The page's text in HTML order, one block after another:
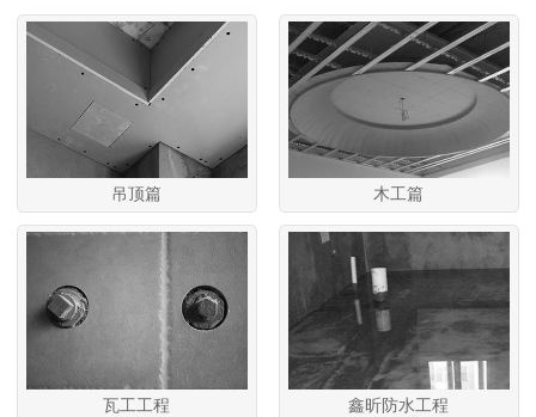
吊顶篇 木工篇
瓦工工程 鑫昕防水工程